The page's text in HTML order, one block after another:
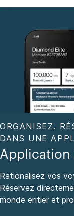
ORGANISEZ.
DANS UNE
Application
Rationalisez vos
Réservez
monde entier et